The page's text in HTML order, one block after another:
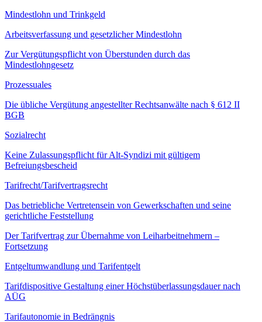
Mindestlohn und Trinkgeld
Arbeitsverfassung und gesetzlicher Mindestlohn
Zur Vergütungspflicht von Überstunden durch das
Mindestlohngesetz
Prozessuales
Die übliche Vergütung angestellter Rechtsanwälte nach § 612 II
BGB
Sozialrecht
Keine Zulassungspflicht für Alt-Syndizi mit gültigem
Befreiungsbescheid
Tarifrecht/Tarifvertragsrecht
Das betriebliche Vertretensein von Gewerkschaften und seine
gerichtliche Feststellung
Der Tarifvertrag zur Übernahme von Leiharbeitnehmern –
Fortsetzung
Entgeltumwandlung und Tarifentgelt
Tarifdispositive Gestaltung einer Höchstüberlassungsdauer nach
AÜG
Tarifautonomie in Bedrängnis